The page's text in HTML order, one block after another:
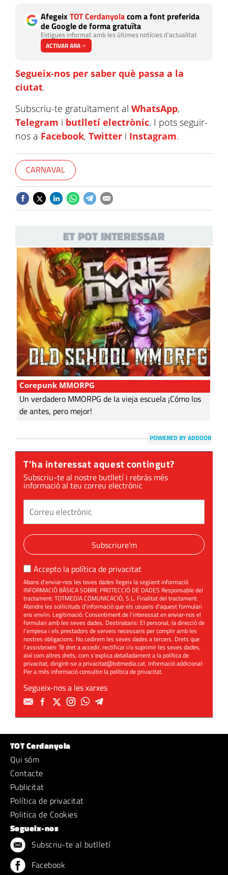
AfegeixTOT Cerdanyolacom a font preferida
de Google de forma gratuïta
Estigues informat amb les últimes notícies d'actualitat
ACTIVAR ARA
Segueix-nos per saber què passa a la
ciutat.
Subscriu-te gratuïtament al WhatsApp,
Telegram i butlletí electrònic. I pots seguir-
nos a Facebook, Twitter i Instagram.
CARNAVAL
ET POT INTERESSAR
Corepunk MMORPG
Un verdadero MMORPG de la vieja escuela ¡Cómo los
de antes, pero mejor!
POWERED BY ADDOOR
T'ha interessat aquest contingut?
Subscriu-te al nostre butlletí i rebràs més
informació al teu correu electrònic
Subscriure'm
Accepto la política de privacitat
Abans d'enviar-nos les teves dades llegeix la següent informació
INFORMACIÓ BÀSICA SOBRE PROTECCIÓ DE DADES Responsable del
tractament: TOTMEDIA COMUNICACIÓ, S.L. Finalitat del tractament:
Atendre les sol·licituds d'informació que els usuaris d'aquest formulari
ens enviïn. Legitimació: Consentiment de l'interessat en enviar-nos el
formulari amb les seves dades. Destinataris: El personal, la direcció de
l'empesa i els prestadors de serveis necessaris per complir amb les
nostres obligacions. No cedirem les seves dades a tercers. Drets que
l'assisteixen: Té dret a accedir, rectificar i/o suprimir les seves dades,
així com altres drets, com s'explica detalladament a la política de
privacitat, dirigint-se aprivacitat@totmedia.cat. Informació addicional:
Per a més informació consultin lapolítica de privacitat.
Segueix-nos a les xarxes
TOT Cerdanyola
Qui sóm
Contacte
Publicitat
Política de privacitat
Politica de Cookies
Segueix-nos
Subscriu-te al butlletí
Facebook